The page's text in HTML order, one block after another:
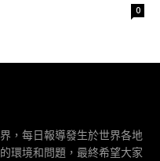
0
，每日報導發生於世界各地
環境和問題，最終希望大家